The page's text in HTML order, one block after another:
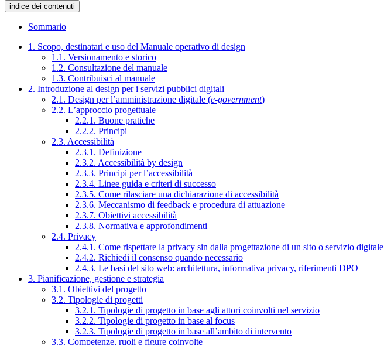
indice dei contenuti
Sommario
1. Scopo, destinatari e uso del Manuale operativo di design
1.1. Versionamento e storico
1.2. Consultazione del manuale
1.3. Contribuisci al manuale
2. Introduzione al design per i servizi pubblici digitali
2.1. Design per l’amministrazione digitale (e-government)
2.2. L’approccio progettuale
2.2.1. Buone pratiche
2.2.2. Principi
2.3. Accessibilità
2.3.1. Definizione
2.3.2. Accessibilità by design
2.3.3. Principi per l’accessibilità
2.3.4. Linee guida e criteri di successo
2.3.5. Come rilasciare una dichiarazione di accessibilità
2.3.6. Meccanismo di feedback e procedura di attuazione
2.3.7. Obiettivi accessibilità
2.3.8. Normativa e approfondimenti
2.4. Privacy
2.4.1. Come rispettare la privacy sin dalla progettazione di un sito o servizio digitale
2.4.2. Richiedi il consenso quando necessario
2.4.3. Le basi del sito web: architettura, informativa privacy, riferimenti DPO
3. Pianificazione, gestione e strategia
3.1. Obiettivi del progetto
3.2. Tipologie di progetti
3.2.1. Tipologie di progetto in base agli attori coinvolti nel servizio
3.2.2. Tipologie di progetto in base al focus
3.2.3. Tipologie di progetto in base all’ambito di intervento
3.3. Competenze, ruoli e figure coinvolte